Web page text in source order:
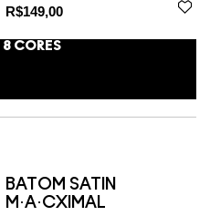
R$149,00
8CORES
BATOM SATIN
M·A·CXIMAL